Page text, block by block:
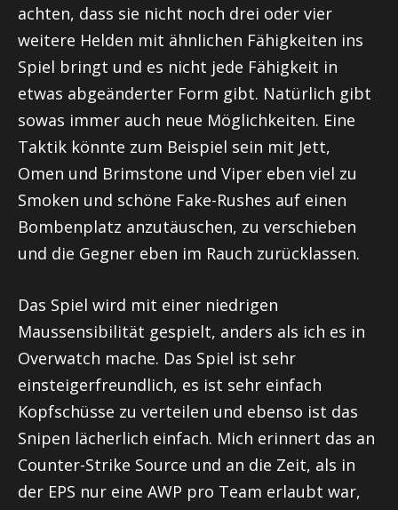
achten, dass sie nicht noch drei oder vier
weitere Helden mit ähnlichen Fähigkeiten ins
Spiel bringt und es nicht jede Fähigkeit in
etwas abgeänderter Form gibt. Natürlich gibt
sowas immer auch neue Möglichkeiten. Eine
Taktik könnte zum Beispiel sein mit Jett,
Omen und Brimstone und Viper eben viel zu
Smoken und schöne Fake-Rushes auf einen
Bombenplatz anzutäuschen, zu verschieben
und die Gegner eben im Rauch zurücklassen.
Das Spiel wird mit einer niedrigen
Maussensibilität gespielt, anders als ich es in
Overwatch mache. Das Spiel ist sehr
einsteigerfreundlich, es ist sehr einfach
Kopfschüsse zu verteilen und ebenso ist das
Snipen lächerlich einfach. Mich erinnert das an
Counter-Strike Source und an die Zeit, als in
der EPS nur eine AWP pro Team erlaubt war,